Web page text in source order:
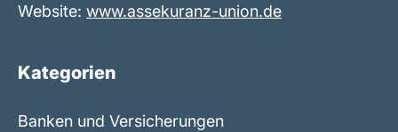
Website: www.assekuranz-union.de
Kategorien
Banken und Versicherungen